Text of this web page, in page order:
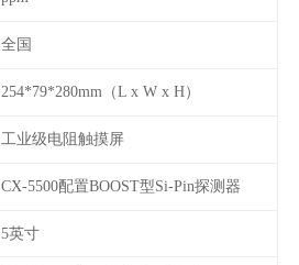
全国
254*79*280mm（L x W x H）
工业级电阻触摸屏
CX-5500配置BOOST型Si-Pin探测器
5英寸